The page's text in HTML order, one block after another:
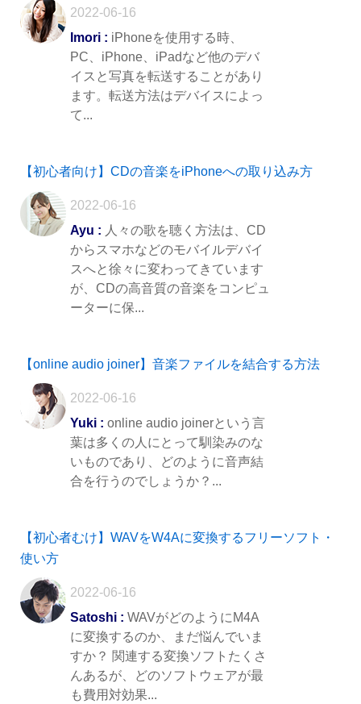
2022-06-16
Imori : iPhoneを使用する時、
PC、iPhone、iPadなど他のデバ
イスと写真を転送することがあり
ます。転送方法はデバイスによっ
て...
【初心者向け】CDの音楽をiPhoneへの取り込み方
2022-06-16
Ayu : 人々の歌を聴く方法は、CD
からスマホなどのモバイルデバイ
スへと徐々に変わってきています
が、CDの高音質の音楽をコンピュ
ーターに保...
【online audio joiner】音楽ファイルを結合する方法
2022-06-16
Yuki : online audio joinerという言
葉は多くの人にとって馴染みのな
いものであり、どのように音声結
合を行うのでしょうか？...
【初心者むけ】WAVをW4Aに変換するフリーソフト・
使い方
2022-06-16
Satoshi : WAVがどのようにM4A
に変換するのか、まだ悩んでいま
すか？ 関連する変換ソフトたくさ
んあるが、どのソフトウェアが最
も費用対効果...